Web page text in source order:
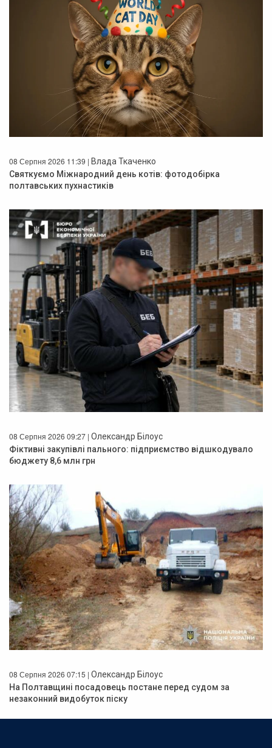
08 Серпня 2026 11:39 | Влада Ткаченко
Святкуємо Міжнародний день котів: фотодобірка
полтавських пухнастиків
08 Серпня 2026 09:27 | Олександр Білоус
Фіктивні закупівлі пального: підприємство відшкодувало
бюджету 8,6 млн грн
08 Серпня 2026 07:15 | Олександр Білоус
На Полтавщині посадовець постане перед судом за
незаконний видобуток піску